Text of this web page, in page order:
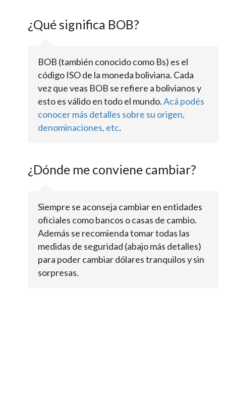
¿Qué significa BOB?
BOB (también conocido como Bs) es el
código ISO de la moneda boliviana. Cada
vez que veas BOB se refiere a bolivianos y
esto es válido en todo el mundo.Acá podés
conocer más detalles sobre su origen,
denominaciones, etc.
¿Dónde me conviene cambiar?
Siempre se aconseja cambiar en entidades
oficiales como bancos o casas de cambio.
Además se recomienda tomar todas las
medidas de seguridad (abajo más detalles)
para poder cambiar dólares tranquilos y sin
sorpresas.